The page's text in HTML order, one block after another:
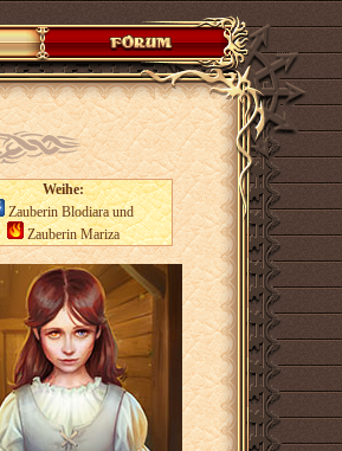
Weihe:
Zauberin Blodiara und
Zauberin Mariza